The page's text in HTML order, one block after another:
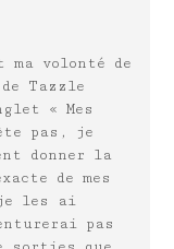
volonté de
Tazzle
« Mes
pas, je
donner la
de mes
les ai
pas